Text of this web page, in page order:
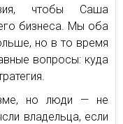
чтобы Саша
бизнеса. Мы оба
но в то время
вопросы: куда
но люди — не
владельца, если